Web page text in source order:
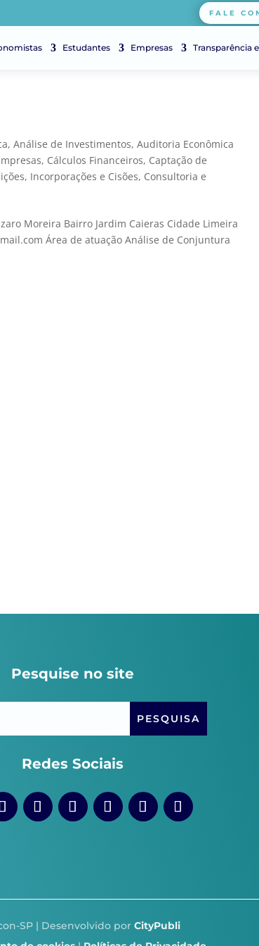
FALE
Estudantes Empresas Transparência
,Análise de Investimentos,Auditoria Econômica
, Cálculos Financeiros, Captação de
Incorporações e Cisões, Consultoria e
Moreira Bairro Jardim Caieras Cidade Limeira
Área de atuação Análise de Conjuntura
Pesquise no site
Redes Sociais
SP | Desenvolvido por CityPubli